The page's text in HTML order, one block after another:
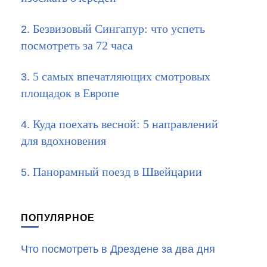
Безвизовый Сингапур: что успеть
посмотреть за 72 часа
5 самых впечатляющих смотровых
площадок в Европе
Куда поехать весной: 5 направлений
для вдохновения
Панорамный поезд в Швейцарии
ПОПУЛЯРНОЕ
Что посмотреть в Дрездене за два дня